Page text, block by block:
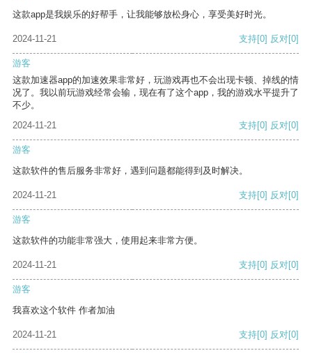
这款app是我娱乐的好帮手，让我能够放松身心，享受美好时光。
2024-11-21 支持[0] 反对[0]
游客
这款加速器app的加速效果非常好，玩游戏再也不会出现卡顿、掉线的情
况了。我以前玩游戏经常会输，现在有了这个app，我的游戏水平提升了
不少。
2024-11-21
支持[0] 反对[0]
游客
这款软件的售后服务非常好，遇到问题都能得到及时解决。
2024-11-21 支持[0] 反对[0]
游客
这款软件的功能非常强大，使用起来非常方便。
2024-11-21 支持[0] 反对[0]
游客
我喜欢这个软件 作者加油
2024-11-21 支持[0] 反对[0]